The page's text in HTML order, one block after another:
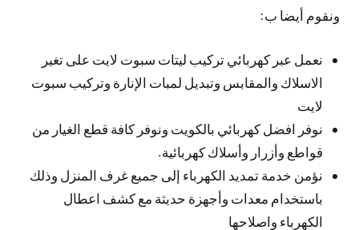
ونقوم أيضا ب:
نعمل عبر كهربائي تركيب ليتات سبوت لايت على تغير
الاسلاك والمقابس وتبديل لمبات الإنارة وتركيب سبوت
لايت
نوفر افضل كهربائي بالكويت ونوفر كافة قطع الغيار من
قواطع وأزرار وأسلاك كهربائية.
نؤمن خدمة تمديد الكهرباء إلى جميع غرف المنزل وذلك
باستخدام معدات وأجهزة حديثة مع كشف اعطال
الكهرباء واصلاحها